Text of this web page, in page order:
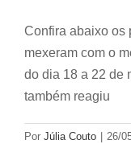
Confira abaixo os
mexeram com o
do dia 18 a 22 de
também reagiu
Por Júlia Couto 26/